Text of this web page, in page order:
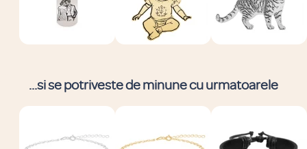
...si se potriveste de minune cu urmatoarele